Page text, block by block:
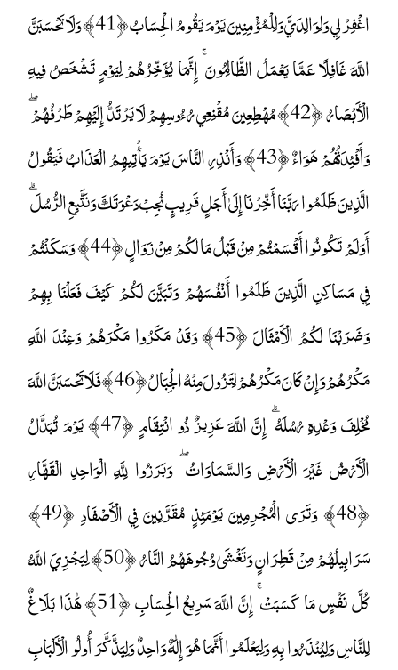
اغْفِرْ لِي وَلِوَالِدَيَّ وَلِلْمُؤْمِنِينَ يَوْمَ يَقُومُ الْحِسَابُ ﴿41﴾ وَلَا تَحْسَبَنَّ
اللَّهَ غَافِلًا عَمَّا يَعْمَلُ الظَّالِمُونَ ۚ إِنَّمَا يُؤَخِّرُهُمْ لِيَوْمٍ تَشْخَصُ فِيهِ
الْأَبْصَارُ ﴿42﴾ مُهْطِعِينَ مُقْنِعِي رُءُوسِهِمْ لَا يَرْتَدُّ إِلَيْهِمْ طَرْفُهُمْ ۖ
وَأَفْئِدَتُهُمْ هَوَاءٌ ﴿43﴾ وَأَنْذِرِ النَّاسَ يَوْمَ يَأْتِيهِمُ الْعَذَابُ فَيَقُولُ
الَّذِينَ ظَلَمُوا رَبَّنَا أَخِّرْنَا إِلَىٰ أَجَلٍ قَرِيبٍ نُجِبْ دَعْوَتَكَ وَنَتَّبِعِ الرُّسُلَ ۗ
أَوَلَمْ تَكُونُوا أَقْسَمْتُمْ مِنْ قَبْلُ مَا لَكُمْ مِنْ زَوَالٍ ﴿44﴾ وَسَكَنْتُمْ
فِي مَسَاكِنِ الَّذِينَ ظَلَمُوا أَنْفُسَهُمْ وَتَبَيَّنَ لَكُمْ كَيْفَ فَعَلْنَا بِهِمْ
وَضَرَبْنَا لَكُمُ الْأَمْثَالَ ﴿45﴾ وَقَدْ مَكَرُوا مَكْرَهُمْ وَعِنْدَ اللَّهِ
مَكْرُهُمْ وَإِنْ كَانَ مَكْرُهُمْ لِتَزُولَ مِنْهُ الْجِبَالُ ﴿46﴾ فَلَا تَحْسَبَنَّ اللَّهَ
مُخْلِفَ وَعْدِهِ رُسُلَهُ ۗ إِنَّ اللَّهَ عَزِيزٌ ذُو انْتِقَامٍ ﴿47﴾ يَوْمَ تُبَدَّلُ
الْأَرْضُ غَيْرَ الْأَرْضِ وَالسَّمَاوَاتُ ۖ وَبَرَزُوا لِلَّهِ الْوَاحِدِ الْقَهَّارِ
﴿48﴾ وَتَرَى الْمُجْرِمِينَ يَوْمَئِذٍ مُقَرَّنِينَ فِي الْأَصْفَادِ ﴿49﴾
سَرَابِيلُهُمْ مِنْ قَطِرَانٍ وَتَغْشَىٰ وُجُوهَهُمُ النَّارُ ﴿50﴾ لِيَجْزِيَ اللَّهُ
كُلَّ نَفْسٍ مَا كَسَبَتْ ۚ إِنَّ اللَّهَ سَرِيعُ الْحِسَابِ ﴿51﴾ هَٰذَا بَلَاغٌ
لِلنَّاسِ وَلِيُنْذَرُوا بِهِ وَلِيَعْلَمُوا أَنَّمَا هُوَ إِلَٰهٌ وَاحِدٌ وَلِيَذَّكَّرَ أُولُو الْأَلْبَابِ